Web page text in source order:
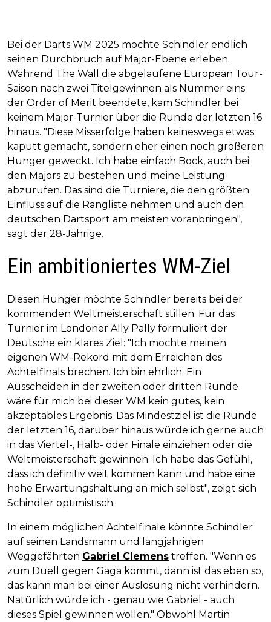
Bei der Darts WM 2025 möchte Schindler endlich
seinen Durchbruch auf Major-Ebene erleben.
Während The Wall die abgelaufene European Tour-
Saison nach zwei Titelgewinnen als Nummer eins
der Order of Merit beendete, kam Schindler bei
keinem Major-Turnier über die Runde der letzten 16
hinaus. "Diese Misserfolge haben keineswegs etwas
kaputt gemacht, sondern eher einen noch größeren
Hunger geweckt. Ich habe einfach Bock, auch bei
den Majors zu bestehen und meine Leistung
abzurufen. Das sind die Turniere, die den größten
Einfluss auf die Rangliste nehmen und auch den
deutschen Dartsport am meisten voranbringen",
sagt der 28-Jährige.
Ein ambitioniertes WM-Ziel
Diesen Hunger möchte Schindler bereits bei der
kommenden Weltmeisterschaft stillen. Für das
Turnier im Londoner Ally Pally formuliert der
Deutsche ein klares Ziel: "Ich möchte meinen
eigenen WM-Rekord mit dem Erreichen des
Achtelfinals brechen. Ich bin ehrlich: Ein
Ausscheiden in der zweiten oder dritten Runde
wäre für mich bei dieser WM kein gutes, kein
akzeptables Ergebnis. Das Mindestziel ist die Runde
der letzten 16, darüber hinaus würde ich gerne auch
in das Viertel-, Halb- oder Finale einziehen oder die
Weltmeisterschaft gewinnen. Ich habe das Gefühl,
dass ich definitiv weit kommen kann und habe eine
hohe Erwartungshaltung an mich selbst", zeigt sich
Schindler optimistisch.
In einem möglichen Achtelfinale könnte Schindler
auf seinen Landsmann und langjährigen
Weggefährten Gabriel Clemens treffen. "Wenn es
zum Duell gegen Gaga kommt, dann ist das eben so,
das kann man bei einer Auslosung nicht verhindern.
Natürlich würde ich - genau wie Gabriel - auch
dieses Spiel gewinnen wollen." Obwohl Martin